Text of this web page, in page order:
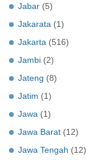
Jabar (5)
Jakarata (1)
Jakarta (516)
Jambi (2)
Jateng (8)
Jatim (1)
Jawa (1)
Jawa Barat (12)
Jawa Tengah (12)